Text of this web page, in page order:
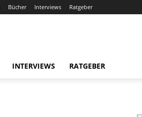
Bücher Interviews Ratgeber
INTERVIEWS RATGEBER